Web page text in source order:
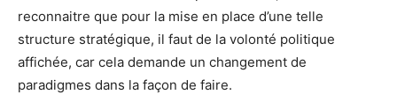
reconnaitre que pour la mise en place d’une telle
structure stratégique, il faut de la volonté politique
affichée, car cela demande un changement de
paradigmes dans la façon de faire.